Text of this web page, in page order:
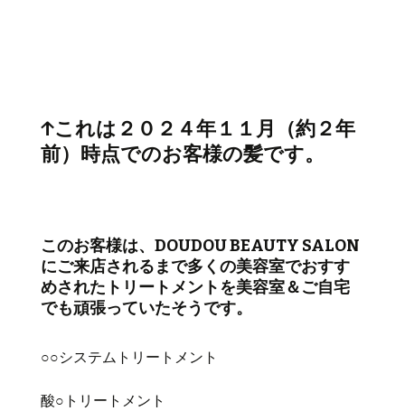
↑これは２０２４年１１月（約２年
前）時点でのお客様の髪です。
このお客様は、DOUDOU BEAUTY SALON
にご来店されるまで多くの美容室でおすす
めされたトリートメントを美容室＆ご自宅
でも頑張っていたそうです。
○○システムトリートメント
酸○トリートメント